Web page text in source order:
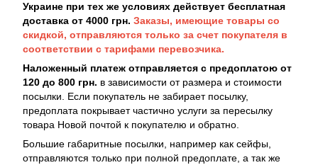
Украине при тех же условиях действует бесплатная
доставка от 4000 грн. Заказы, имеющие товары со
скидкой, отправляются только за счет покупателя в
соответствии с тарифами перевозчика.
Наложенный платеж отправляется с предоплатою от
120 до 800 грн. в зависимости от размера и стоимости
посылки. Если покупатель не забирает посылку,
предоплата покрывает частично услуги за пересылку
товара Новой почтой к покупателю и обратно.
Большие габаритные посылки, например как сейфы,
отправляются только при полной предоплате, а так же